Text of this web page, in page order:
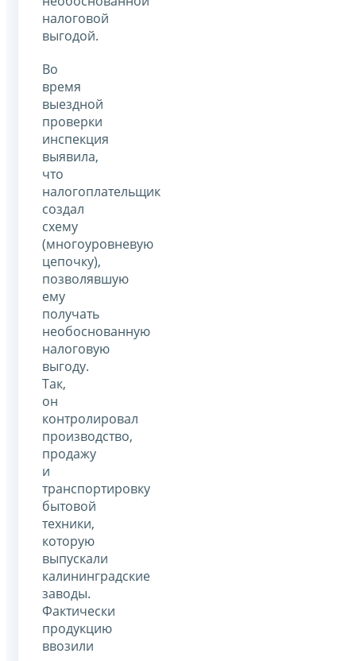
налоговой
выгодой.
Во
время
выездной
проверки
инспекция
выявила,
что
налогоплательщик
создал
схему
(многоуровневую
цепочку),
позволявшую
ему
получать
необоснованную
налоговую
выгоду.
Так,
он
контролировал
производство,
продажу
и
транспортировку
бытовой
техники,
которую
выпускали
калининградские
заводы.
Фактически
продукцию
ввозили